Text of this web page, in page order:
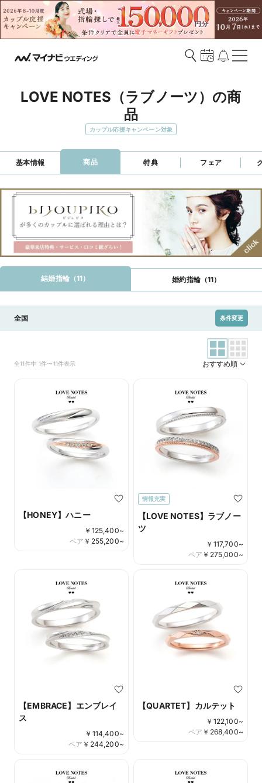
LOVE NOTES（ラブノーツ）の商
品
カップル応援キャンペーン対象
基本情報 商品 特典 フェア
結婚指輪（11） 婚約指輪（11）
全国 条件変更
全11件中 1件〜11件表示 おすすめ順
【HONEY】ハニー
￥ 125,400~
￥ 255,200~
ペア
情報充実
【LOVE NOTES】ラブノー
ツ
￥ 117,700~
￥ 275,000~
ペア
【EMBRACE】エンブレイ
ス
￥ 114,400~
￥ 244,200~
ペア
【QUARTET】カルテット
￥ 122,100~
￥ 268,400~
ペア